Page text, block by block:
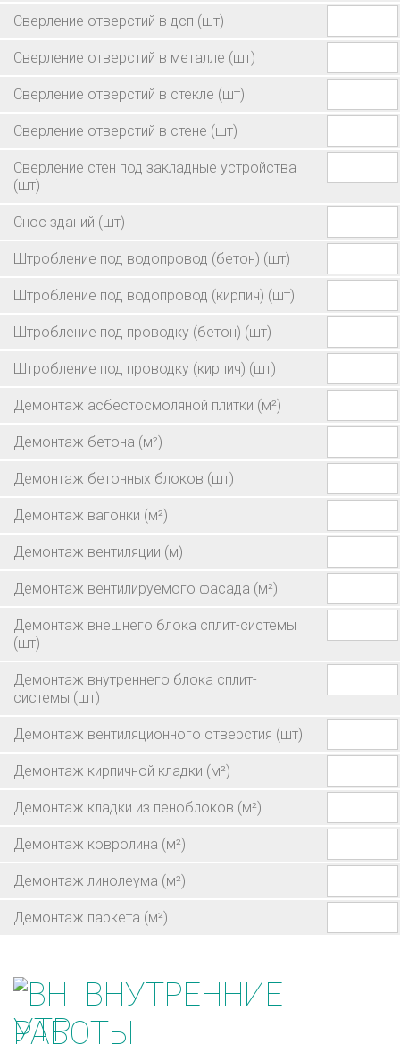
Сверление отверстий в дсп (шт)
Сверление отверстий в металле (шт)
Сверление отверстий в стекле (шт)
Сверление отверстий в стене (шт)
Сверление стен под закладные устройства
(шт)
Снос зданий (шт)
Штробление под водопровод (бетон) (шт)
Штробление под водопровод (кирпич) (шт)
Штробление под проводку (бетон) (шт)
Штробление под проводку (кирпич) (шт)
Демонтаж асбестосмоляной плитки (м²)
Демонтаж бетона (м²)
Демонтаж бетонных блоков (шт)
Демонтаж вагонки (м²)
Демонтаж вентиляции (м)
Демонтаж вентилируемого фасада (м²)
Демонтаж внешнего блока сплит-системы
(шт)
Демонтаж внутреннего блока сплит-
системы (шт)
Демонтаж вентиляционного отверстия (шт)
Демонтаж кирпичной кладки (м²)
Демонтаж кладки из пеноблоков (м²)
Демонтаж ковролина (м²)
Демонтаж линолеума (м²)
Демонтаж паркета (м²)
ВНУТРЕННИЕ
РАБОТЫ